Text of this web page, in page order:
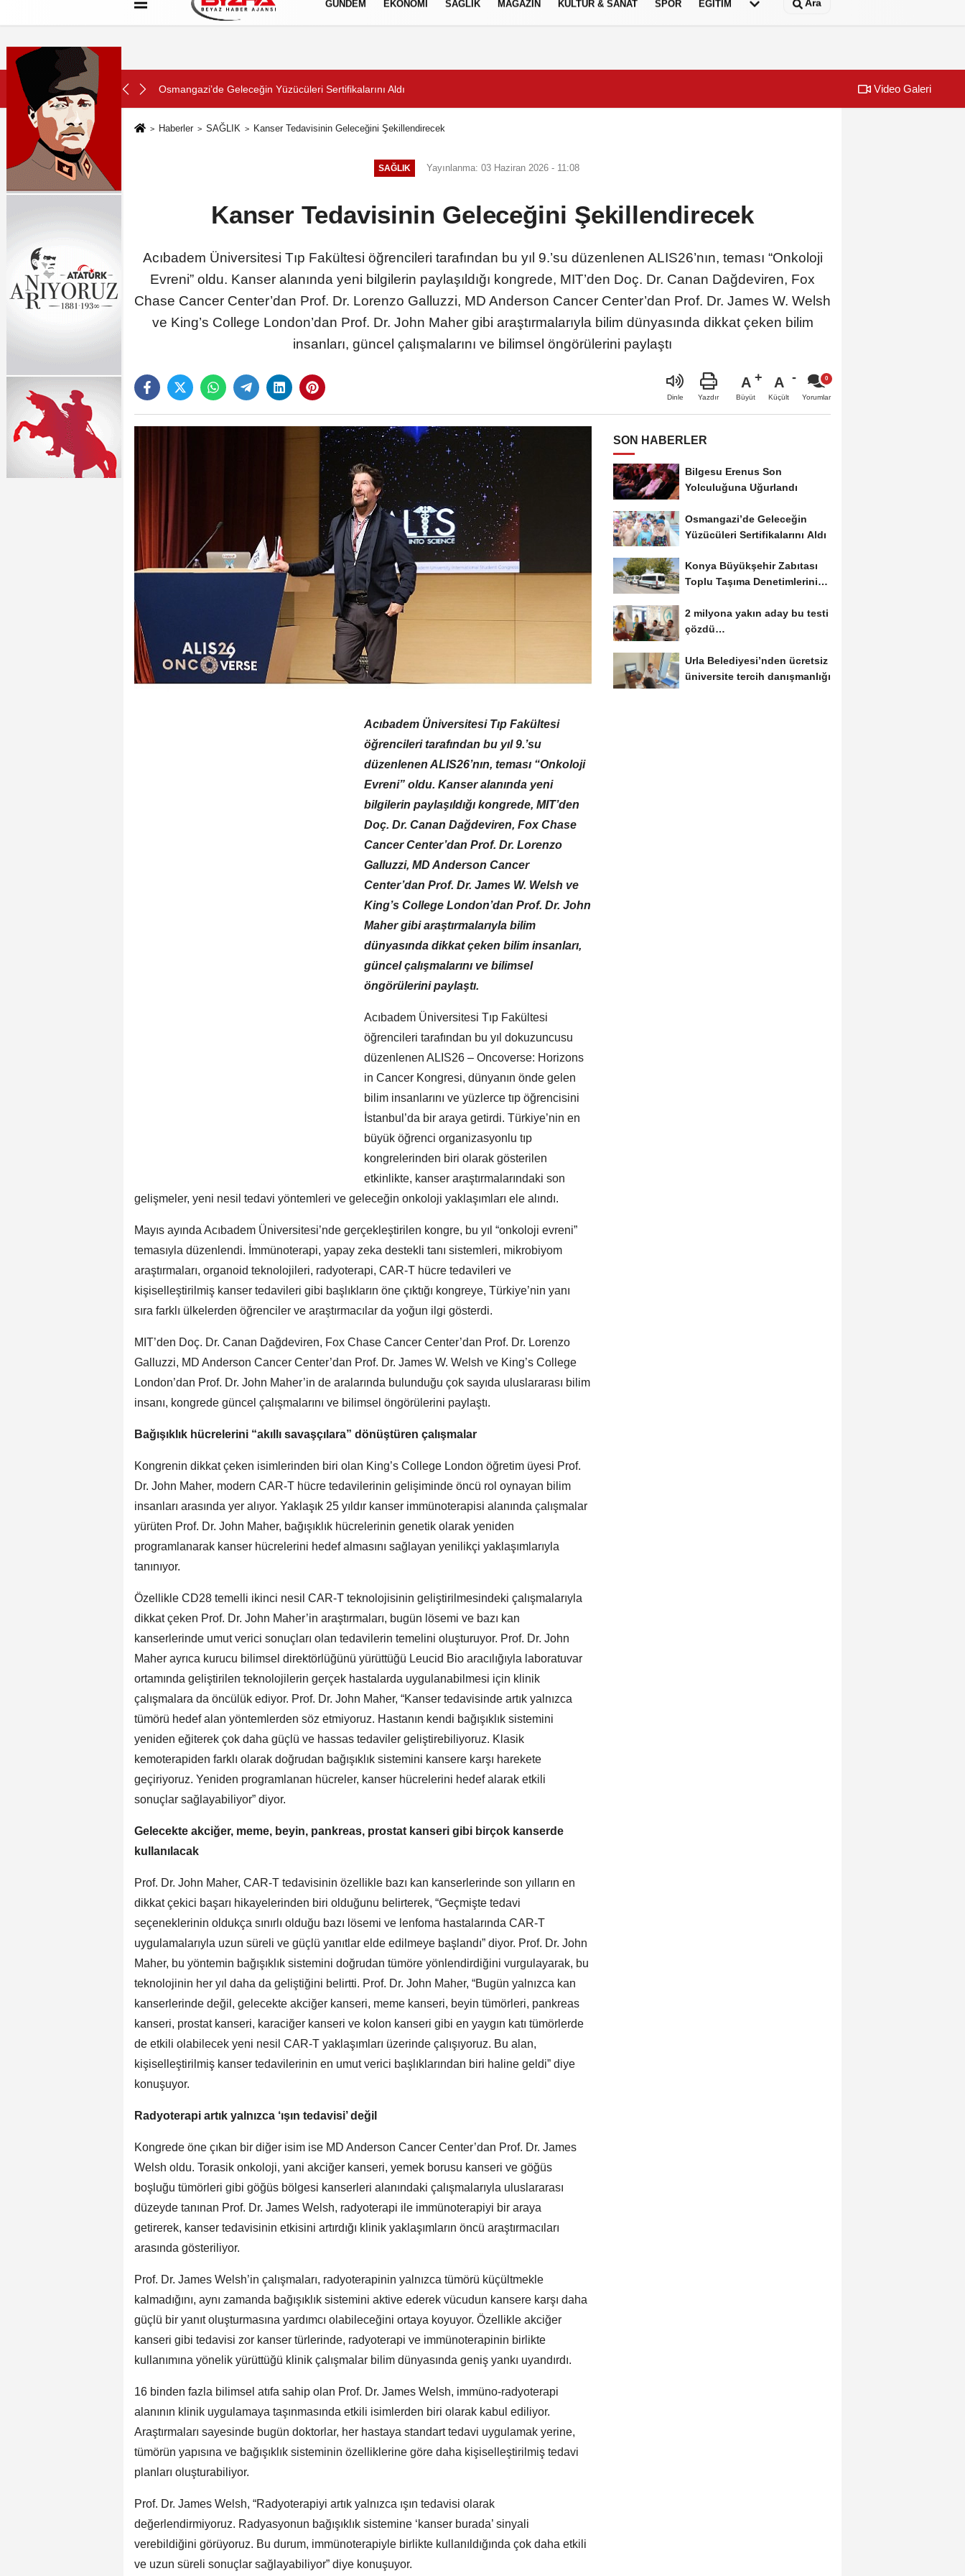
Hakkımızda Künye Çerez Politikası
GÜNDEM EKONOMİ SAĞLIK MAGAZİN KÜLTÜR & SANAT SPOR EĞİTİM Ara
SON DAKİKA:
Aldı Konya Büyükşehir Zabıtası Toplu Taşıma Denetimlerini Sürdürüyor Urla
Video Galeri
Haberler SAĞLIK Kanser Tedavisinin Geleceğini Şekillendirecek
SAĞLIK Yayınlanma: 03 Haziran 2026 - 11:08
Kanser Tedavisinin Geleceğini Şekillendirecek
Acıbadem Üniversitesi Tıp Fakültesi öğrencileri tarafından bu yıl 9.’su düzenlenen ALIS26’nın, teması “Onkoloji
Evreni” oldu. Kanser alanında yeni bilgilerin paylaşıldığı kongrede, MIT’den Doç. Dr. Canan Dağdeviren, Fox
Chase Cancer Center’dan Prof. Dr. Lorenzo Galluzzi, MD Anderson Cancer Center’dan Prof. Dr. James W. Welsh
ve King’s College London’dan Prof. Dr. John Maher gibi araştırmalarıyla bilim dünyasında dikkat çeken bilim
insanları, güncel çalışmalarını ve bilimsel öngörülerini paylaştı
Dinle Yazdır
A
Büyüt
A
Küçült Yorumlar
Acıbadem Üniversitesi Tıp Fakültesi
öğrencileri tarafından bu yıl 9.’su
düzenlenen ALIS26’nın, teması “Onkoloji
Evreni” oldu. Kanser alanında yeni
bilgilerin paylaşıldığı kongrede, MIT’den
Doç. Dr. Canan Dağdeviren, Fox Chase
Cancer Center’dan Prof. Dr. Lorenzo
Galluzzi, MD Anderson Cancer
Center’dan Prof. Dr. James W. Welsh ve
King’s College London’dan Prof. Dr. John
Maher gibi araştırmalarıyla bilim
dünyasında dikkat çeken bilim insanları,
güncel çalışmalarını ve bilimsel
öngörülerini paylaştı.
Acıbadem Üniversitesi Tıp Fakültesi
öğrencileri tarafından bu yıl dokuzuncusu
düzenlenen ALIS26 – Oncoverse: Horizons
in Cancer Kongresi, dünyanın önde gelen
bilim insanlarını ve yüzlerce tıp öğrencisini
İstanbul’da bir araya getirdi. Türkiye’nin en
büyük öğrenci organizasyonlu tıp
kongrelerinden biri olarak gösterilen
etkinlikte, kanser araştırmalarındaki son
gelişmeler, yeni nesil tedavi yöntemleri ve geleceğin onkoloji yaklaşımları ele alındı.
Mayıs ayında Acıbadem Üniversitesi’nde gerçekleştirilen kongre, bu yıl “onkoloji evreni”
temasıyla düzenlendi. İmmünoterapi, yapay zeka destekli tanı sistemleri, mikrobiyom
araştırmaları, organoid teknolojileri, radyoterapi, CAR-T hücre tedavileri ve
kişiselleştirilmiş kanser tedavileri gibi başlıkların öne çıktığı kongreye, Türkiye’nin yanı
sıra farklı ülkelerden öğrenciler ve araştırmacılar da yoğun ilgi gösterdi.
MIT’den Doç. Dr. Canan Dağdeviren, Fox Chase Cancer Center’dan Prof. Dr. Lorenzo
Galluzzi, MD Anderson Cancer Center’dan Prof. Dr. James W. Welsh ve King’s College
London’dan Prof. Dr. John Maher’in de aralarında bulunduğu çok sayıda uluslararası bilim
insanı, kongrede güncel çalışmalarını ve bilimsel öngörülerini paylaştı.
Bağışıklık hücrelerini “akıllı savaşçılara” dönüştüren çalışmalar
Kongrenin dikkat çeken isimlerinden biri olan King’s College London öğretim üyesi Prof.
Dr. John Maher, modern CAR-T hücre tedavilerinin gelişiminde öncü rol oynayan bilim
insanları arasında yer alıyor. Yaklaşık 25 yıldır kanser immünoterapisi alanında çalışmalar
yürüten Prof. Dr. John Maher, bağışıklık hücrelerinin genetik olarak yeniden
programlanarak kanser hücrelerini hedef almasını sağlayan yenilikçi yaklaşımlarıyla
tanınıyor.
Özellikle CD28 temelli ikinci nesil CAR-T teknolojisinin geliştirilmesindeki çalışmalarıyla
dikkat çeken Prof. Dr. John Maher’in araştırmaları, bugün lösemi ve bazı kan
kanserlerinde umut verici sonuçları olan tedavilerin temelini oluşturuyor. Prof. Dr. John
Maher ayrıca kurucu bilimsel direktörlüğünü yürüttüğü Leucid Bio aracılığıyla laboratuvar
ortamında geliştirilen teknolojilerin gerçek hastalarda uygulanabilmesi için klinik
çalışmalara da öncülük ediyor. Prof. Dr. John Maher, “Kanser tedavisinde artık yalnızca
tümörü hedef alan yöntemlerden söz etmiyoruz. Hastanın kendi bağışıklık sistemini
yeniden eğiterek çok daha güçlü ve hassas tedaviler geliştirebiliyoruz. Klasik
kemoterapiden farklı olarak doğrudan bağışıklık sistemini kansere karşı harekete
geçiriyoruz. Yeniden programlanan hücreler, kanser hücrelerini hedef alarak etkili
sonuçlar sağlayabiliyor” diyor.
Gelecekte akciğer, meme, beyin, pankreas, prostat kanseri gibi birçok kanserde
kullanılacak
Prof. Dr. John Maher, CAR-T tedavisinin özellikle bazı kan kanserlerinde son yılların en
dikkat çekici başarı hikayelerinden biri olduğunu belirterek, “Geçmişte tedavi
seçeneklerinin oldukça sınırlı olduğu bazı lösemi ve lenfoma hastalarında CAR-T
uygulamalarıyla uzun süreli ve güçlü yanıtlar elde edilmeye başlandı” diyor. Prof. Dr. John
Maher, bu yöntemin bağışıklık sistemini doğrudan tümöre yönlendirdiğini vurgulayarak, bu
teknolojinin her yıl daha da geliştiğini belirtti. Prof. Dr. John Maher, “Bugün yalnızca kan
kanserlerinde değil, gelecekte akciğer kanseri, meme kanseri, beyin tümörleri, pankreas
kanseri, prostat kanseri, karaciğer kanseri ve kolon kanseri gibi en yaygın katı tümörlerde
de etkili olabilecek yeni nesil CAR-T yaklaşımları üzerinde çalışıyoruz. Bu alan,
kişiselleştirilmiş kanser tedavilerinin en umut verici başlıklarından biri haline geldi” diye
konuşuyor.
Radyoterapi artık yalnızca ‘ışın tedavisi’ değil
Kongrede öne çıkan bir diğer isim ise MD Anderson Cancer Center’dan Prof. Dr. James
Welsh oldu. Torasik onkoloji, yani akciğer kanseri, yemek borusu kanseri ve göğüs
boşluğu tümörleri gibi göğüs bölgesi kanserleri alanındaki çalışmalarıyla uluslararası
düzeyde tanınan Prof. Dr. James Welsh, radyoterapi ile immünoterapiyi bir araya
getirerek, kanser tedavisinin etkisini artırdığı klinik yaklaşımların öncü araştırmacıları
arasında gösteriliyor.
Prof. Dr. James Welsh’in çalışmaları, radyoterapinin yalnızca tümörü küçültmekle
kalmadığını, aynı zamanda bağışıklık sistemini aktive ederek vücudun kansere karşı daha
güçlü bir yanıt oluşturmasına yardımcı olabileceğini ortaya koyuyor. Özellikle akciğer
kanseri gibi tedavisi zor kanser türlerinde, radyoterapi ve immünoterapinin birlikte
kullanımına yönelik yürüttüğü klinik çalışmalar bilim dünyasında geniş yankı uyandırdı.
16 binden fazla bilimsel atıfa sahip olan Prof. Dr. James Welsh, immüno-radyoterapi
alanının klinik uygulamaya taşınmasında etkili isimlerden biri olarak kabul ediliyor.
Araştırmaları sayesinde bugün doktorlar, her hastaya standart tedavi uygulamak yerine,
tümörün yapısına ve bağışıklık sisteminin özelliklerine göre daha kişiselleştirilmiş tedavi
planları oluşturabiliyor.
Prof. Dr. James Welsh, “Radyoterapiyi artık yalnızca ışın tedavisi olarak
değerlendirmiyoruz. Radyasyonun bağışıklık sistemine ‘kanser burada’ sinyali
verebildiğini görüyoruz. Bu durum, immünoterapiyle birlikte kullanıldığında çok daha etkili
ve uzun süreli sonuçlar sağlayabiliyor” diye konuşuyor.
SON HABERLER
Bilgesu Erenus Son
Yolculuğuna Uğurlandı
Osmangazi’de Geleceğin
Yüzücüleri Sertifikalarını Aldı
Konya Büyükşehir Zabıtası
Toplu Taşıma Denetimlerini
2 milyona yakın aday bu testi
çözdü…
Urla Belediyesi’nden ücretsiz
üniversite tercih danışmanlığı